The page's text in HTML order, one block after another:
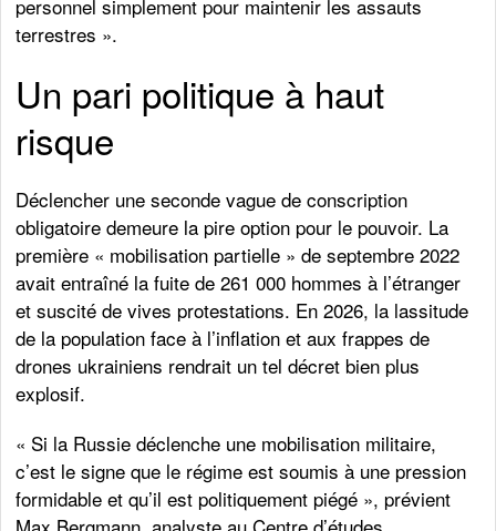
personnel simplement pour maintenir les assauts
terrestres ».
Un pari politique à haut
risque
Déclencher une seconde vague de conscription
obligatoire demeure la pire option pour le pouvoir. La
première « mobilisation partielle » de septembre 2022
avait entraîné la fuite de 261 000 hommes à l’étranger
et suscité de vives protestations. En 2026, la lassitude
de la population face à l’inflation et aux frappes de
drones ukrainiens rendrait un tel décret bien plus
explosif.
« Si la Russie déclenche une mobilisation militaire,
c’est le signe que le régime est soumis à une pression
formidable et qu’il est politiquement piégé », prévient